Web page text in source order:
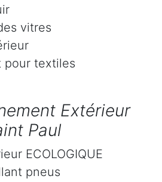
vitres
pour textiles
Extérieur
Paul
ECOLOGIQUE
pneus